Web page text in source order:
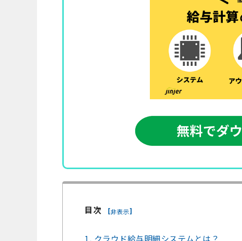
目次 [非表示]
1. クラウド給与明細システムとは？